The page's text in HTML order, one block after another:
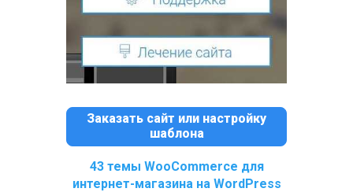
Заказать сайт или настройку
шаблона
43 темы WooCommerce для
интернет-магазина на WordPress